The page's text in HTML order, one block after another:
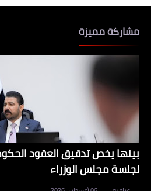
مشاركة مميزة
بينها يخص تدقيق العقود
لجلسة مجلس الوزراء